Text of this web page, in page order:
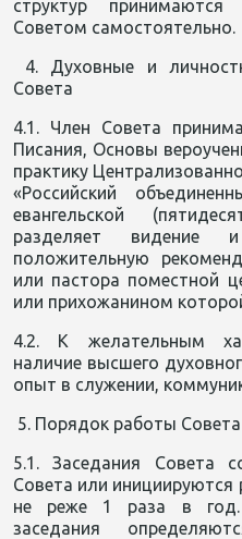
структур
Советом самостоятельно.
4. Духовные и
Совета
4.1. Член Совета
Писания, Основы
практику
«Российский
евангельской
разделяет
положительную
или пастора поместной
или прихожанином
4.2. К желательным
наличие высшего
опыт в служении,
5. Порядок работы Совета
5.1. Заседания Совета
Совета или
не реже 1 раза в год.
заседания